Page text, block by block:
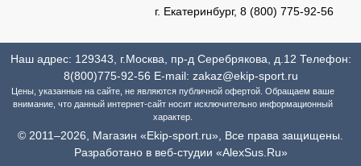
г. Екатеринбург, 8 (800) 775-92-56
Наш адрес: 129343, г.Москва, пр-д Серебрякова, д.12 Телефон:
8(800)775-92-56 E-mail: zakaz@ekip-sport.ru
Цены, указанные на сайте, не являются публичной офертой. Обращаем ваше
внимание, что данный интернет-сайт носит исключительно информационный
характер.
© 2011–2026, Магазин «Ekip-sport.ru», Все права защищены.
Разработано в веб-студии «AlexSus.Ru»